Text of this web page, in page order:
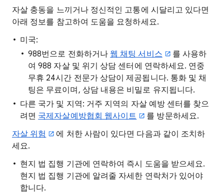
자살 충동을 느끼거나 정신적인 고통에 시달리고 있다면
아래 정보를 참고하여 도움을 요청하세요.
미국:
988번으로 전화하거나 웹 채팅 서비스
를 사용하
여 988 자살 및 위기 상담 센터에 연락하세요. 연중
무휴 24시간 전문가 상담이 제공됩니다. 통화 및 채
팅은 무료이며, 상담 내용은 비밀로 유지됩니다.
다른 국가 및 지역: 거주 지역의 자살 예방 센터를 찾으
려면 국제자살예방협회 웹사이트
를 방문하세요.
자살 위험
에 처한 사람이 있다면 다음과 같이 조치하
세요.
현지 법 집행 기관에 연락하여 즉시 도움을 받으세요.
현지 법 집행 기관에 알려줄 자세한 연락처가 있어야
합니다.